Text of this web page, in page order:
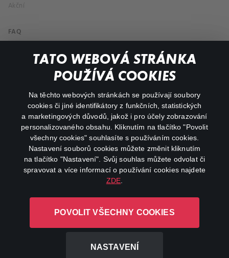
TATO WEBOVÁ STRÁNKA
POUŽÍVÁ COOKIES
Na těchto webových stránkách se používají soubory
cookies či jiné identifikátory z funkčních, statistických
a marketingových důvodů, jakož i pro účely zobrazování
personalizovaného obsahu. Kliknutím na tlačítko "Povolit
všechny cookies" souhlasíte s používáním cookies.
Nastavení souborů cookies můžete změnit kliknutím
na tlačítko "Nastavení". Svůj souhlas můžete odvolat či
spravovat a více informací o používání cookies najdete
ZDE
POVOLIT VŠECHNY COOKIES
NASTAVENÍ
Akční
FAQ
Můj účet
Důležité odkazy
facebookinstagram
youtube
L-1246 Luxembourg R.C.S.